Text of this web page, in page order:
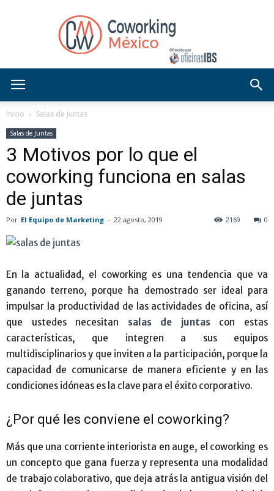
OficinasIBS
Inicio Salas de Juntas
Salas de Juntas
3 Motivos por lo que el
coworking funciona en salas
de juntas
Por El Equipo de Marketing - 22 agosto, 2019 0
2169
En la actualidad, el coworking es una tendencia que va
ganando terreno, porque ha demostrado ser ideal para
impulsar la productividad de las actividades de oficina, así
que ustedes necesitan salas de juntascon estas
características, que integren a sus equipos
multidisciplinarios y que inviten a la participación, porque la
capacidad de comunicarse de manera eficiente y en las
condiciones idóneas es la clave para el éxito corporativo.
¿Por qué les conviene el coworking?
Más que una corriente interiorista en auge, el coworking es
un concepto que gana fuerza y representa una modalidad
de trabajo colaborativo, que deja atrás la antigua visión del